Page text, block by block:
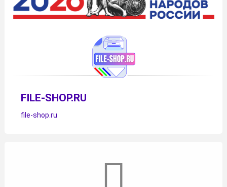
FILE-SHOP.RU
file-shop.ru